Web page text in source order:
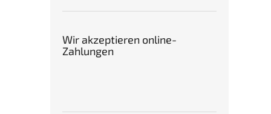
Wir akzeptieren online-
Zahlungen